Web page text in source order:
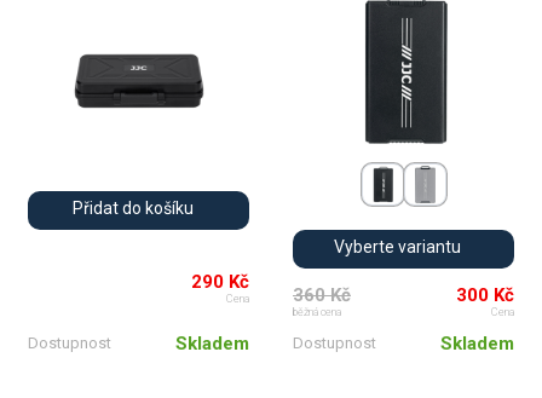
Přidat do košíku
290 Kč
Cena
Dostupnost Skladem
Vyberte variantu
360 Kč
běžná cena
300 Kč
Cena
Dostupnost Skladem